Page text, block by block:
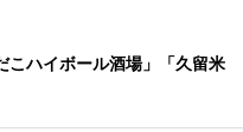
こハイボール酒場」「久留米